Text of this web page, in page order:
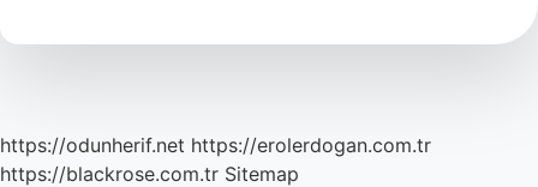
Gelir
https://odunherif.net https://erolerdogan.com.tr
https://blackrose.com.tr Sitemap